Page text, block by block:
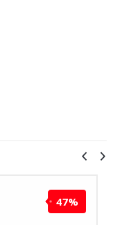
47%